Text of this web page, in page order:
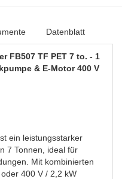
Datenblatt
FB507 TF PET 7 to. - 1
& E-Motor 400 V
ein leistungsstarker
7 Tonnen, ideal für
Mit kombinierten
400 V / 2,2 kW